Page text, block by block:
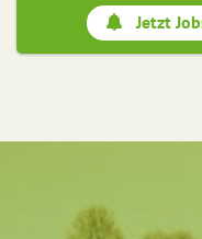
Jetzt